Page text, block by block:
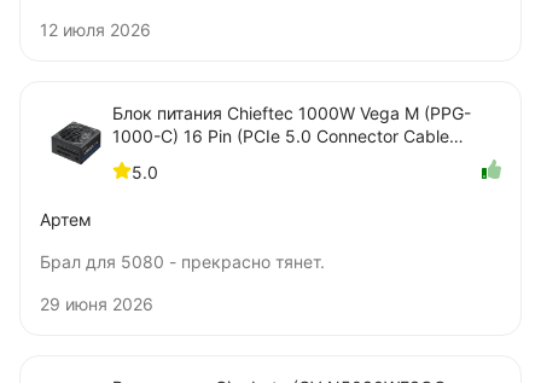
12 июля 2026
Блок питания Chieftec 1000W Vega M (PPG-
1000-C) 16 Pin (PCIe 5.0 Connector Cable
Details)
5.0
Артем
Брал для 5080 - прекрасно тянет.
29 июня 2026